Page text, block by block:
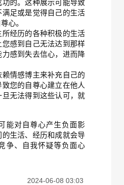
的。这种展示可能导致
足或是觉得自己的生活
心。
经历的各种积极的生活
感到自己无法达到那样
感到失去信心，进而降
情感博主来补充自己的
您的自尊心建立在他人
无法得到这些认可，就
能对自尊心产生负面影
生活、经历和成就会导
争、自我怀疑等负面心
2024-06-08 03:03